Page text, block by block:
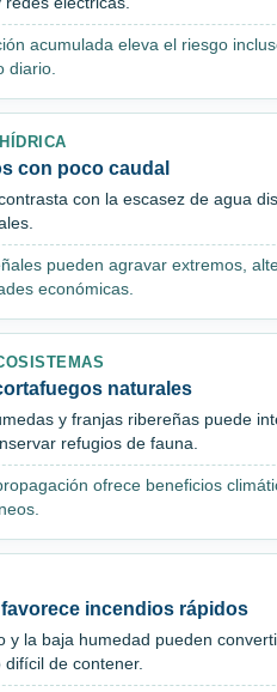
acumulada eleva el riesgo
diario.
con poco caudal
con la escasez de agua
pueden agravar extremos,
económicas.
naturales
y franjas ribereñas puede
refugios de fauna.
ofrece beneficios
incendios rápidos
y la baja humedad pueden
de contener.